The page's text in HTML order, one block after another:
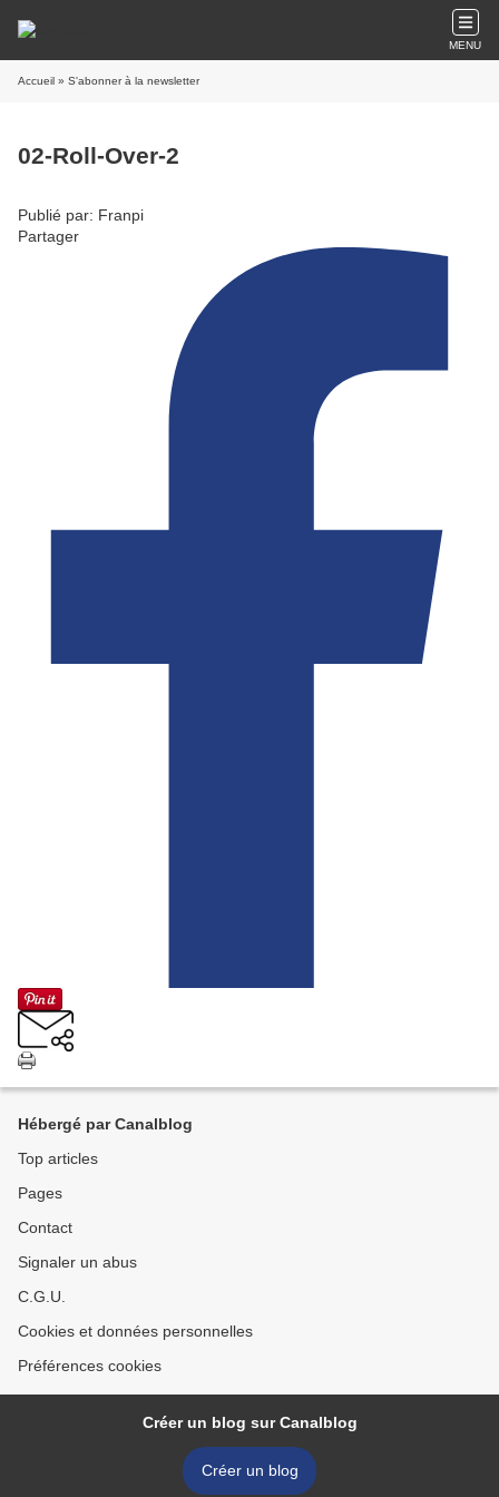
MENU
Accueil » S'abonner à la newsletter
02-Roll-Over-2
Publié par: Franpi
Partager
Hébergé par Canalblog
Top articles
Pages
Contact
Signaler un abus
C.G.U.
Cookies et données personnelles
Préférences cookies
Créer un blog sur Canalblog
Créer un blog